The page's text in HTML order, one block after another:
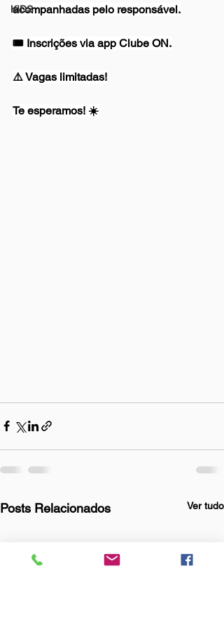
KIDS
acompanhadas pelo responsável.
🎟️ Inscrições via app Clube ON.
⚠️ Vagas limitadas!
Te esperamos! ☀️
Posts Relacionados Ver tudo